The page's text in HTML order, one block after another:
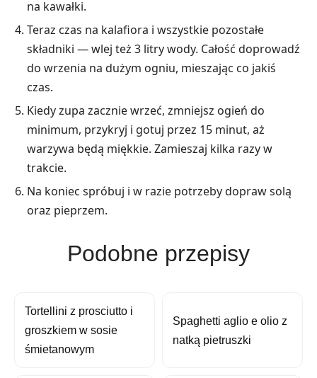
na kawałki.
Teraz czas na kalafiora i wszystkie pozostałe
składniki — wlej też 3 litry wody. Całość doprowadź
do wrzenia na dużym ogniu, mieszając co jakiś
czas.
Kiedy zupa zacznie wrzeć, zmniejsz ogień do
minimum, przykryj i gotuj przez 15 minut, aż
warzywa będą miękkie. Zamieszaj kilka razy w
trakcie.
Na koniec spróbuj i w razie potrzeby dopraw solą
oraz pieprzem.
Podobne przepisy
Tortellini z prosciutto i
groszkiem w sosie
śmietanowym
Spaghetti aglio e olio z
natką pietruszki